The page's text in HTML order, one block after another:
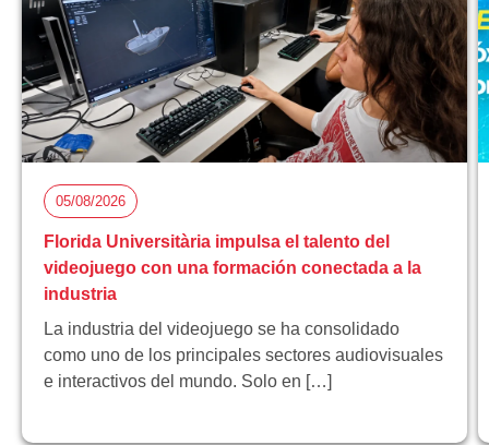
05/08/2026
Florida Universitària impulsa el talento del
videojuego con una formación conectada a la
industria
La industria del videojuego se ha consolidado
como uno de los principales sectores audiovisuales
e interactivos del mundo. Solo en […]